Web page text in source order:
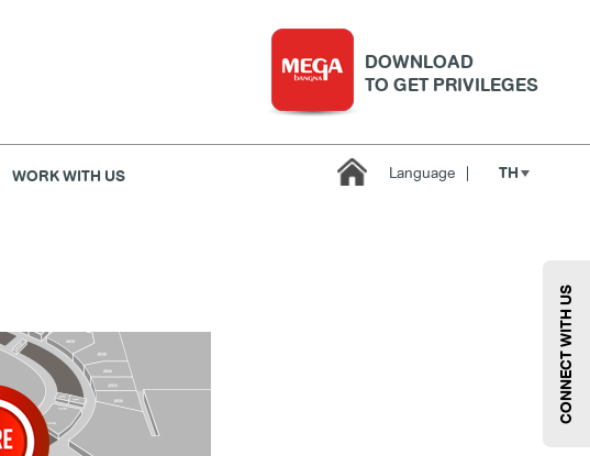
DOWNLOAD
TO GET PRIVILEGES
WORK WITH US Language | TH
CONNECT WITH US